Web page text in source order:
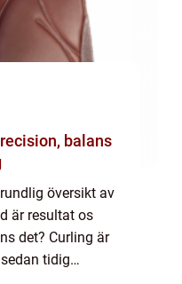
översikt av
är resultat os
det? Curling är
tidig